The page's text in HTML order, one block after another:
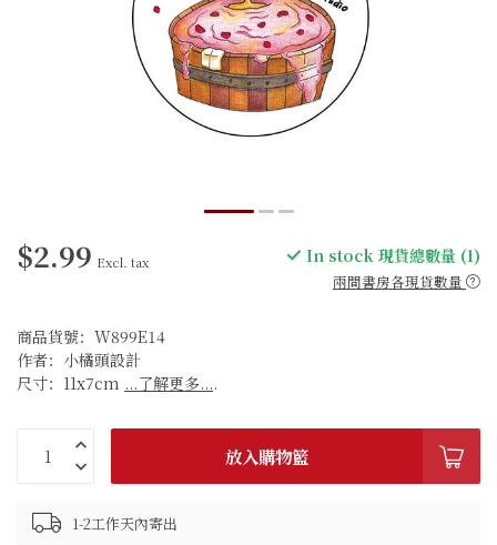
$2.99 Excl. tax In stock 現貨總數量 (1)
兩間書房各現貨數量
商品貨號：W899E14
作者：小橘頭設計
尺寸：11x7cm ...了解更多....
放入購物籃
1-2工作天內寄出